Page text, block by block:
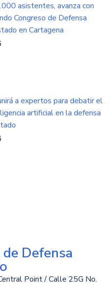
asistentes, avanza con
Congreso de Defensa
en Cartagena
a expertos para debatir el
artificial en la defensa
Defensa
Point / Calle 25G No.